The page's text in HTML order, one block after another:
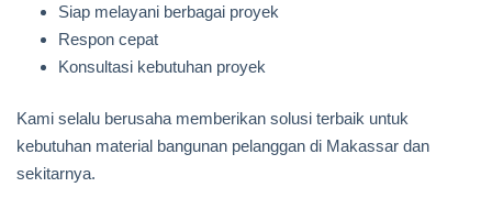
Siap melayani berbagai proyek
Respon cepat
Konsultasi kebutuhan proyek
Kami selalu berusaha memberikan solusi terbaik untuk
kebutuhan material bangunan pelanggan di Makassar dan
sekitarnya.